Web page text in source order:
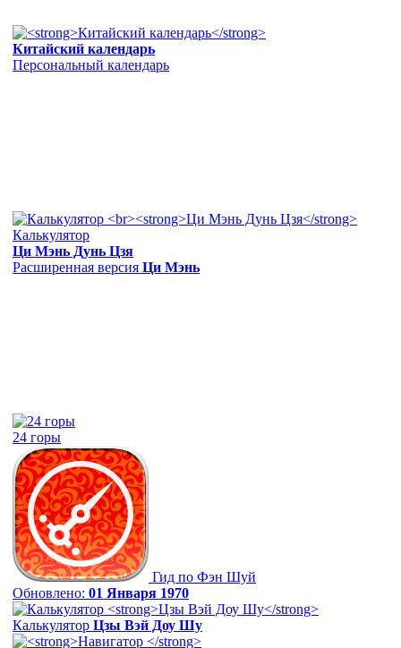
Китайский календарь
Персональный календарь
Калькулятор
Ци Мэнь Дунь Цзя
Расширенная версия Ци Мэнь
24 горы
Гид по Фэн Шуй
Обновлено: 01 Января 1970
Калькулятор Цзы Вэй Доу Шу